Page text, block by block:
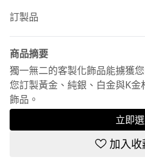
訂製品
商品摘要
獨一無二的客製化飾品能擄獲
您訂製黃金、純銀、白金與K
飾品。
立即
加入